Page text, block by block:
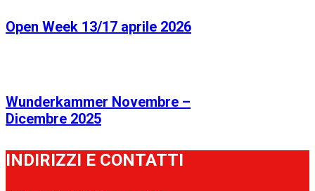
Open Week 13/17 aprile 2026
Wunderkammer Novembre –
Dicembre 2025
INDIRIZZI E CONTATTI